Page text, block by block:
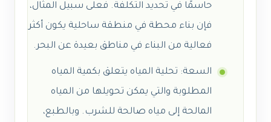
حاسمًا في تحديد التكلفة. فعلى سبيل المثال،
فإن بناء محطة في منطقة ساحلية يكون أكثر
فعالية من البناء في مناطق بعيدة عن البحر.
السعة: تحلية المياه يتعلق بكمية المياه
المطلوبة والتي يمكن تحويلها من المياه
المالحة إلى مياه صالحة للشرب. وبالطبع،